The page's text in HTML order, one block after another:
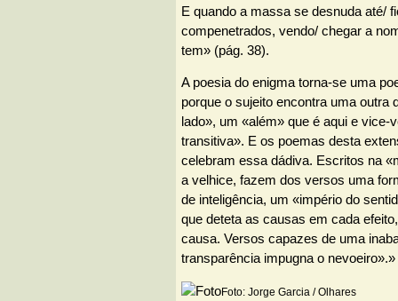
E quando a massa se desnuda até/
compenetrados, vendo/ chegar a
tem» (pág. 38).
A poesia do enigma torna-se uma
porque o sujeito encontra uma outra
lado», um «além» que é aqui e vice-
transitiva». E os poemas desta
celebram essa dádiva. Escritos na
a velhice, fazem dos versos uma
de inteligência, um «império do
que deteta as causas em cada
causa. Versos capazes de uma
transparência impugna o nevoeiro».»
Foto: Jorge Garcia / Olhares